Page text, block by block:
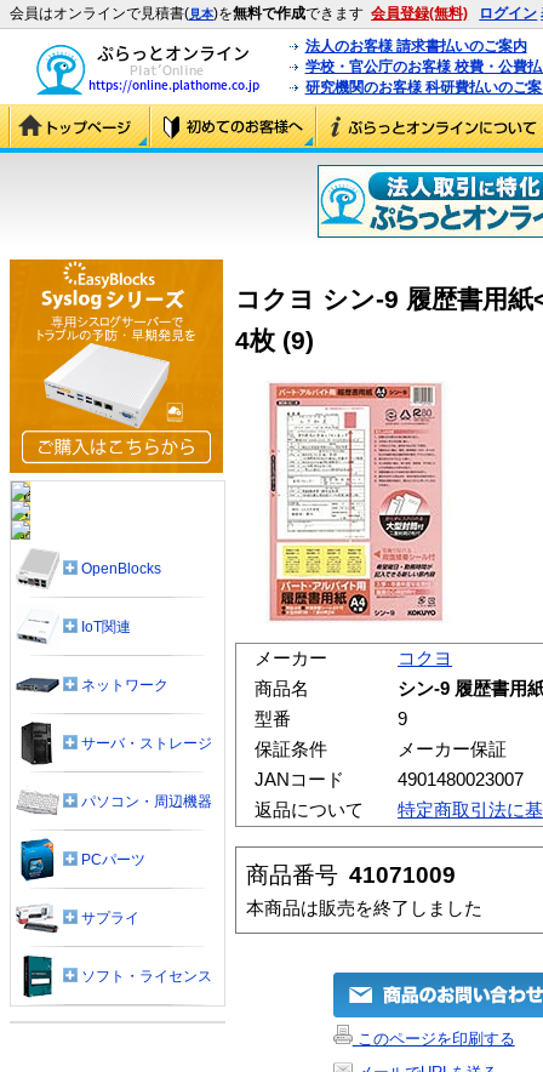
会員はオンラインで見積書(見本)を無料で作成できます 会員登録(無料) ログイン
法人のお客様 請求書払いのご案内
学校・官公庁のお客様 校費・公費
研究機関のお客様 科研費払いのご
コクヨ シン-9 履歴書用
4枚 (9)
メーカー
コクヨ
商品名
シン-9 履歴書用
型番
9
保証条件
メーカー保証
JANコード
4901480023007
返品について
特定商取引法に
商品番号 41071009
本商品は販売を終了しました
このページを印刷する
OpenBlocks
IoT関連
ネットワーク
サーバ・ストレージ
パソコン・周辺機器
PCパーツ
サプライ
ソフト・ライセンス